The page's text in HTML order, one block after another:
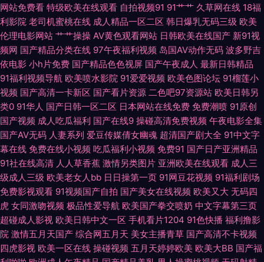
线 成人α在线 福利小视频 狼人AV最新 在线观看国产肛交 AV性爱久 成人骚
网 国产精品多乙 麻豆小视频 人人超碰导航 日韩中文在线一区 无码欧美另类
亚洲成人一二三 91抖淫 97人人操超碰 超碰人人擦 国产1区综合情色 韩国三
级成人网 美日韩一二三 日本黄色网 熟女色福利导航 香蕉久艹 51福利视频
91网址在线视频 AV资源首页 传媒视频在线 国产精品伊人 色色日韩 亚洲福利
喷水 91黄免费 97激情理论 超碰人人操91 国产盗拍色视频 激情午夜网 另类
综合专区 日本三级网站 天天日批 ab天堂中文 国产韩日精品黄色 久久深夜影
院 欧美一卡二卡 日韩午夜 午夜尤物福利 最新91国产视频 97人人 成人超碰
网站免费看 特级欧美在线观看 自拍视频91 91艹艹 久草网在线 18福
利影院 老司机蜜桃在线 成人精品一区二区 韩日爆乳无码三级 欧美
伦理电影网站 艹艹操操 AV黄色观看网站 日韩欧美在线国产 新91视
频网 国产精品分类在线 97午夜福利视频 岛国AV动作无码 波多野吉
依电影 小h片免费 国产精品色色视屏 国产午夜成人 最新日韩精品
91福利视频导航 欧美喷水影院 91爱爱视频 欧美色图论坛 91榴莲小
视频 国产高清一卡新区 国产看片资源 二色吧97资源站 欧美日韩另
类0 91华人 国产日韩一区二区 日本网站在线免费 免费潮喷 91原创
国产视频 成人吃瓜福利 国产在线9 操碰高清免费视频 午夜电影全集
国产AV无码 人妻系列 爱豆传媒倩女幽魂 超清国产剧大全 91中文字
幕在线 免费在线小视频 吃瓜福利小视频 免费91 国产日产亚洲精品
91社在线高清 人人草香蕉 激情另类图片 亚洲欧美在线观看 成人三
级成人三级 欧美老女人bb 日日操第一页 91网豆花视频 91福利剧场
免费影视观看 91视频国产自拍 国产美女在线视频 欧美又大 无码四
虎 女同激吻视频 极品性爱导航 欧美国产拳交喷奶 中文字幕第三页
超碰成人影视 欧美日韩中文一区 手机看片1204 91色快播 福利撸影
院 激情五月天国产 综合网五月天 美女主播青草 国产高清不卡视频
四虎影视 欧美一区在线 操碰视频 五月天婷婷欧美 欧美大BB 国产福